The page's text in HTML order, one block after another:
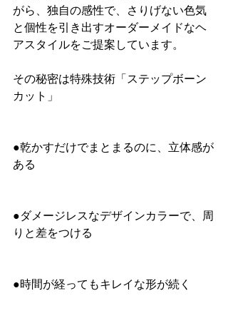
がら、独自の感性で、さりげない色気
と個性を引き出すオーダーメイドなヘ
アスタイルをご提案しています。
その秘密は特殊技術「ステップボーン
カット」
●乾かすだけでまとまるのに、立体感が
ある
●ダメージレスなデザインカラーで、周
りと差をつける
●時間が経ってもキレイな形が続く